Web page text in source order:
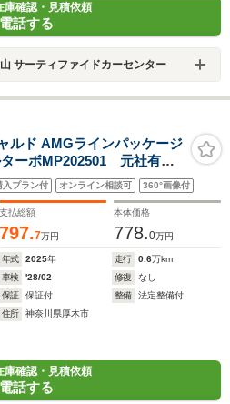
庫確認・見積依頼
電話する
サーティファイドカーセンター
ルド AMGラインパッケージ
ーボMP202501 元社有車/
クSR
入プラン付 オンライン相談可 360°画像付
支払総額
797.7万円
本体価格
778.0万円
年式 2025年 走行 0.6万km
車検
'28/02 修復
なし
保証
保証付 整備
法定整備付
住所
神奈川県厚木市
庫確認・見積依頼
電話する